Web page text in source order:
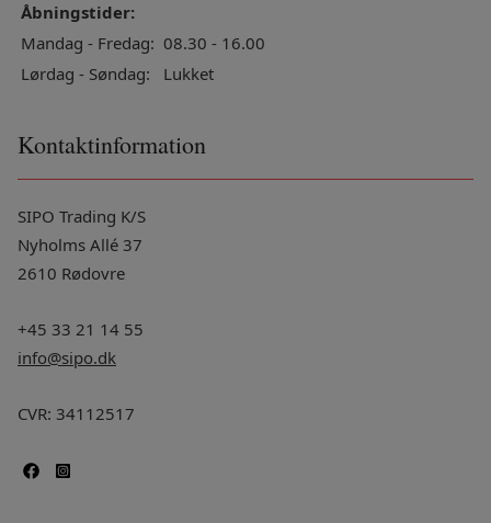
Åbningstider:
Mandag - Fredag: 08.30 - 16.00
Lørdag - Søndag:
Lukket
Kontaktinformation
SIPO Trading K/S
Nyholms Allé 37
2610 Rødovre
+45 33 21 14 55
info@sipo.dk
CVR: 34112517